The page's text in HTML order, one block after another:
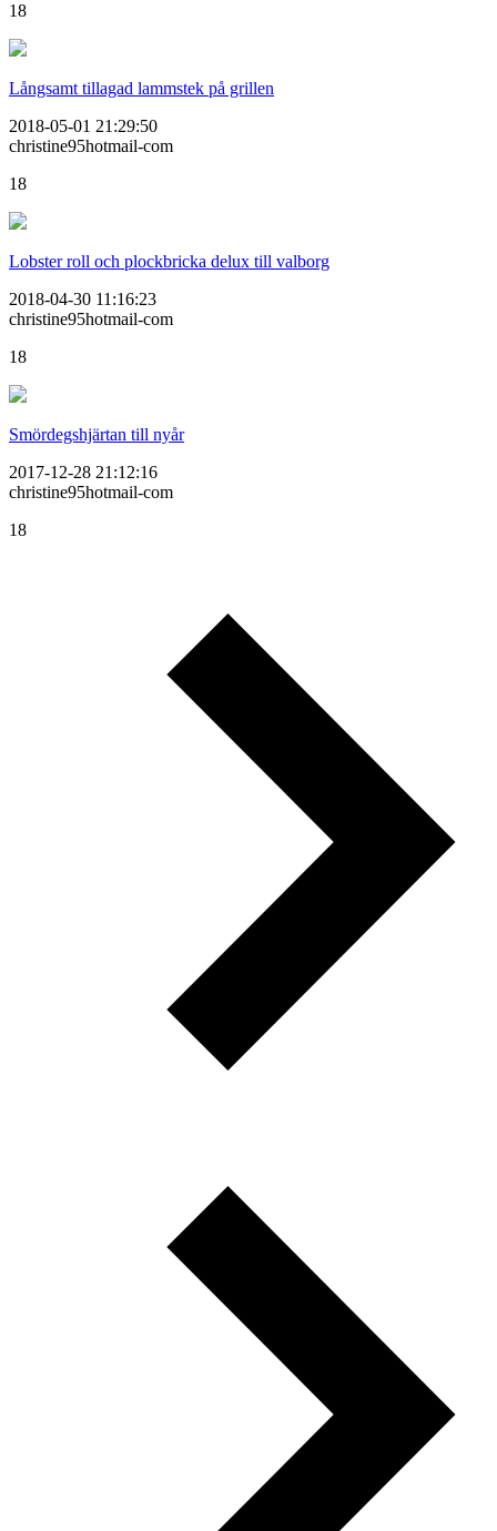
18
Långsamt tillagad lammstek på grillen
2018-05-01 21:29:50
christine95hotmail-com
18
Lobster roll och plockbricka delux till valborg
2018-04-30 11:16:23
christine95hotmail-com
18
Smördegshjärtan till nyår
2017-12-28 21:12:16
christine95hotmail-com
18